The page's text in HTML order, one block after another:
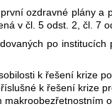
ozdravné plány a
v čl. 5 odst. 2, čl. 7
po
k řešení krize
k řešení krize
makroobezřetnostním